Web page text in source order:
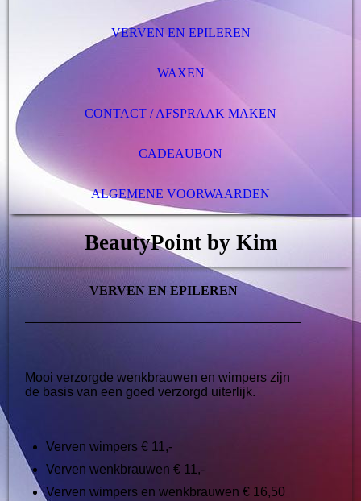
VERVEN EN EPILEREN
WAXEN
CONTACT / AFSPRAAK MAKEN
CADEAUBON
ALGEMENE VOORWAARDEN
BeautyPoint by Kim
VERVEN EN EPILEREN
Mooi verzorgde wenkbrauwen en wimpers zijn
de basis van een goed verzorgd uiterlijk.
Verven wimpers € 11,-
Verven wenkbrauwen € 11,-
Verven wimpers en wenkbrauwen € 16,50